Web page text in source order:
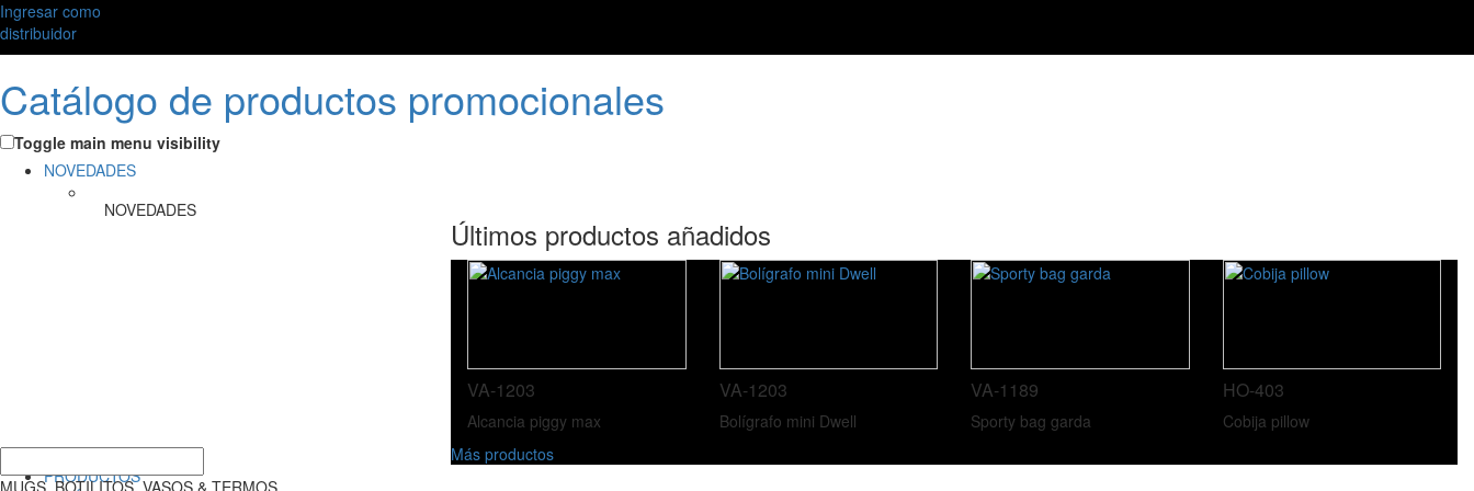
Ingresar como
distribuidor
Catálogo de productos promocionales
Toggle main menu visibility
NOVEDADES
NOVEDADES
Últimos productos añadidos
VA-1203
Alcancia piggy max
VA-1203
Bolígrafo mini Dwell
VA-1189
Sporty bag garda
HO-403
Cobija pillow
Más productos
PRODUCTOS
MUGS, BOTILITOS, VASOS & TERMOS